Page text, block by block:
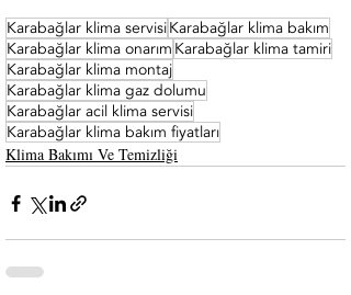
Karabağlar klima servisiKarabağlar klima bakım
Karabağlar klima onarım Karabağlar klima tamiri
Karabağlar klima montaj
Karabağlar klima gaz dolumu
Karabağlar acil klima servisi
Karabağlar klima bakım fiyatları
Klima Bakımı Ve Temizliği